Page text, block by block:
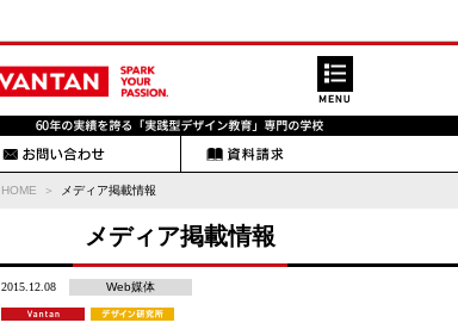
HOME メディア掲載情報
メディア掲載情報
2015.12.08 Web媒体